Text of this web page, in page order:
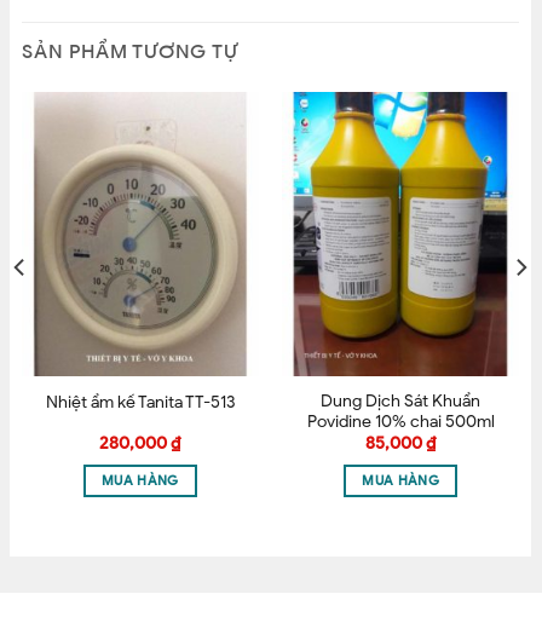
– Cách đeo khẩu trang y tế đúng cách
CAM KẾT BÁN HÀNG CHÍNH HÃNG – ĐÚNG GIÁ
SẢN PHẨM TƯƠNG TỰ
Nhiệt ẩm kế Tanita TT-513
280,000₫
MUA HÀNG
Dung Dịch Sát Khuẩn
Povidine 10% chai 500ml
85,000₫
MUA HÀNG